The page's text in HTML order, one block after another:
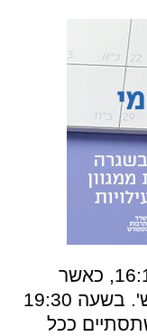
החופה צפויה להתקיים בשעה 16:15, כאשר
בשעה 18:00 יקיים ה'קינדער טיש'. בשעה 19:30
ככל